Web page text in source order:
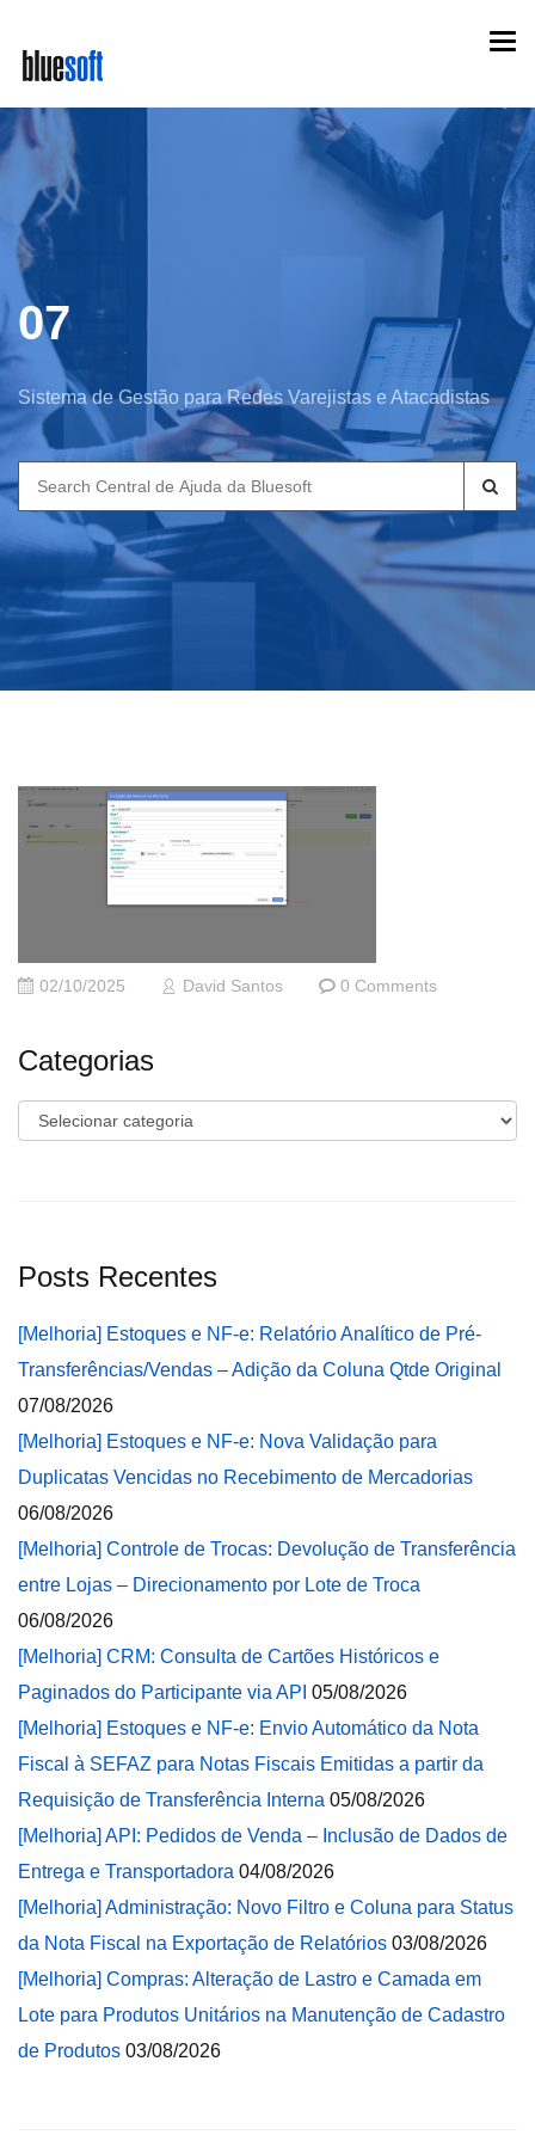
main
content
07
Sistema de Gestão para Redes Varejistas e Atacadistas
Search
for:
02/10/2025 David Santos 0 Comments
Categorias
Categorias
Posts Recentes
[Melhoria] Estoques e NF-e: Relatório Analítico de Pré-
Transferências/Vendas – Adição da Coluna Qtde Original
07/08/2026
[Melhoria] Estoques e NF-e: Nova Validação para
Duplicatas Vencidas no Recebimento de Mercadorias
06/08/2026
[Melhoria] Controle de Trocas: Devolução de Transferência
entre Lojas – Direcionamento por Lote de Troca
06/08/2026
[Melhoria] CRM: Consulta de Cartões Históricos e
Paginados do Participante via API 05/08/2026
[Melhoria] Estoques e NF-e: Envio Automático da Nota
Fiscal à SEFAZ para Notas Fiscais Emitidas a partir da
Requisição de Transferência Interna 05/08/2026
[Melhoria] API: Pedidos de Venda – Inclusão de Dados de
Entrega e Transportadora 04/08/2026
[Melhoria] Administração: Novo Filtro e Coluna para Status
da Nota Fiscal na Exportação de Relatórios 03/08/2026
[Melhoria] Compras: Alteração de Lastro e Camada em
Lote para Produtos Unitários na Manutenção de Cadastro
de Produtos 03/08/2026